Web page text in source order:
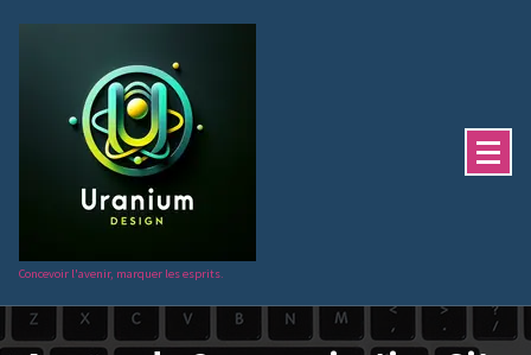
Concevoir l'avenir, marquer les esprits.